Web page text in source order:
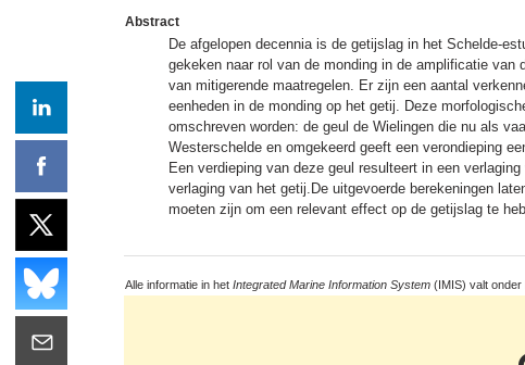
Abstract
De afgelopen decennia is de getijslag in het Schelde-
gekeken naar rol van de monding in de amplificatie
van mitigerende maatregelen. Er zijn een aantal
eenheden in de monding op het getij. Deze
omschreven worden: de geul de Wielingen die nu als
Westerschelde en omgekeerd geeft een verondieping
Een verdieping van deze geul resulteert in een
verlaging van het getij.De uitgevoerde berekeningen
moeten zijn om een relevant effect op de getijslag te
Alle informatie in het Integrated Marine Information System (IMIS) valt onder